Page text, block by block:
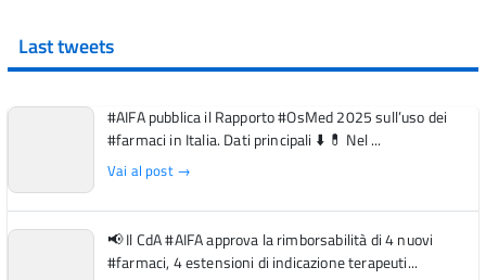
Last tweets
#AIFA pubblica il Rapporto #OsMed 2025 sull’uso dei
#farmaci in Italia. Dati principali ⬇️ 💊 Nel ...
Vai al post →
📢 Il CdA #AIFA approva la rimborsabilità di 4 nuovi
#farmaci, 4 estensioni di indicazione terapeuti...